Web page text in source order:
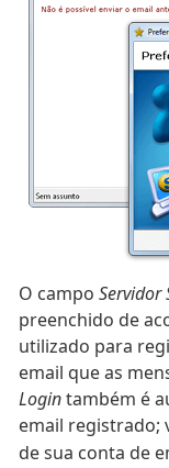
O campo Servidor
preenchido de
utilizado para
email que as
Logintambém é
email registrado;
de sua conta de